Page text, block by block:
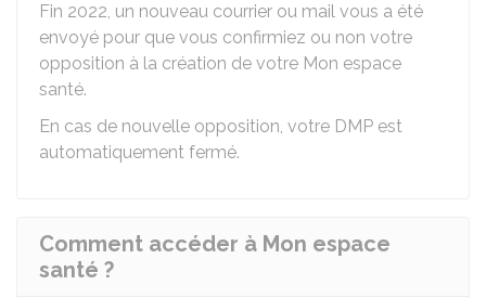
Fin 2022, un nouveau courrier ou mail vous a été
envoyé pour que vous confirmiez ou non votre
opposition à la création de votre Mon espace
santé.
En cas de nouvelle opposition, votre DMP est
automatiquement fermé.
Comment accéder à Mon espace
santé ?